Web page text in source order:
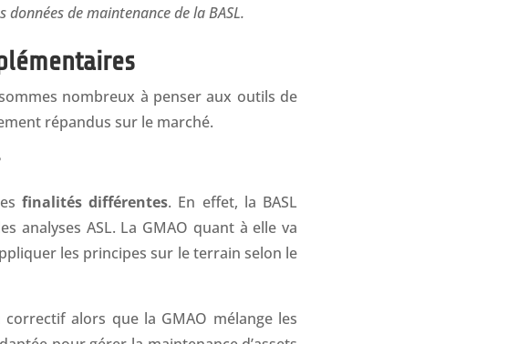
données de maintenance de la BASL.
nombreux à penser aux outils de
répandus sur le marché.
finalités différentes. En effet, la BASL
analyses ASL. La GMAO quant à elle va
les principes sur le terrain selon le
alors que la GMAO mélange les